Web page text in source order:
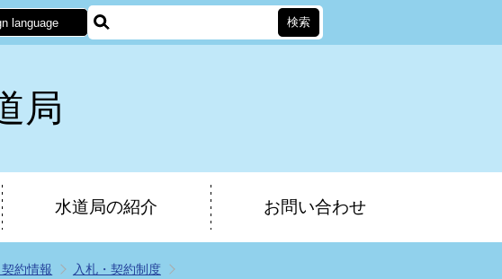
language
局
水道局の紹介 お問い合わせ
契約情報
入札・契約制度